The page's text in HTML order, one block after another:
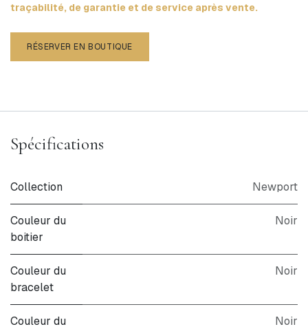
traçabilité, de garantie et de service après vente.
RÉSERVER EN BOUTIQUE
Spécifications
Collection Newport
Couleur du
boitier
Noir
Couleur du
bracelet
Noir
Couleur du
Noir